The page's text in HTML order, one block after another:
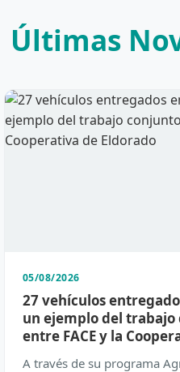
Últimas
05/08/2026
27 vehículos
un ejemplo del trabajo
entre FACE y la
Eldorado
A través de su programa